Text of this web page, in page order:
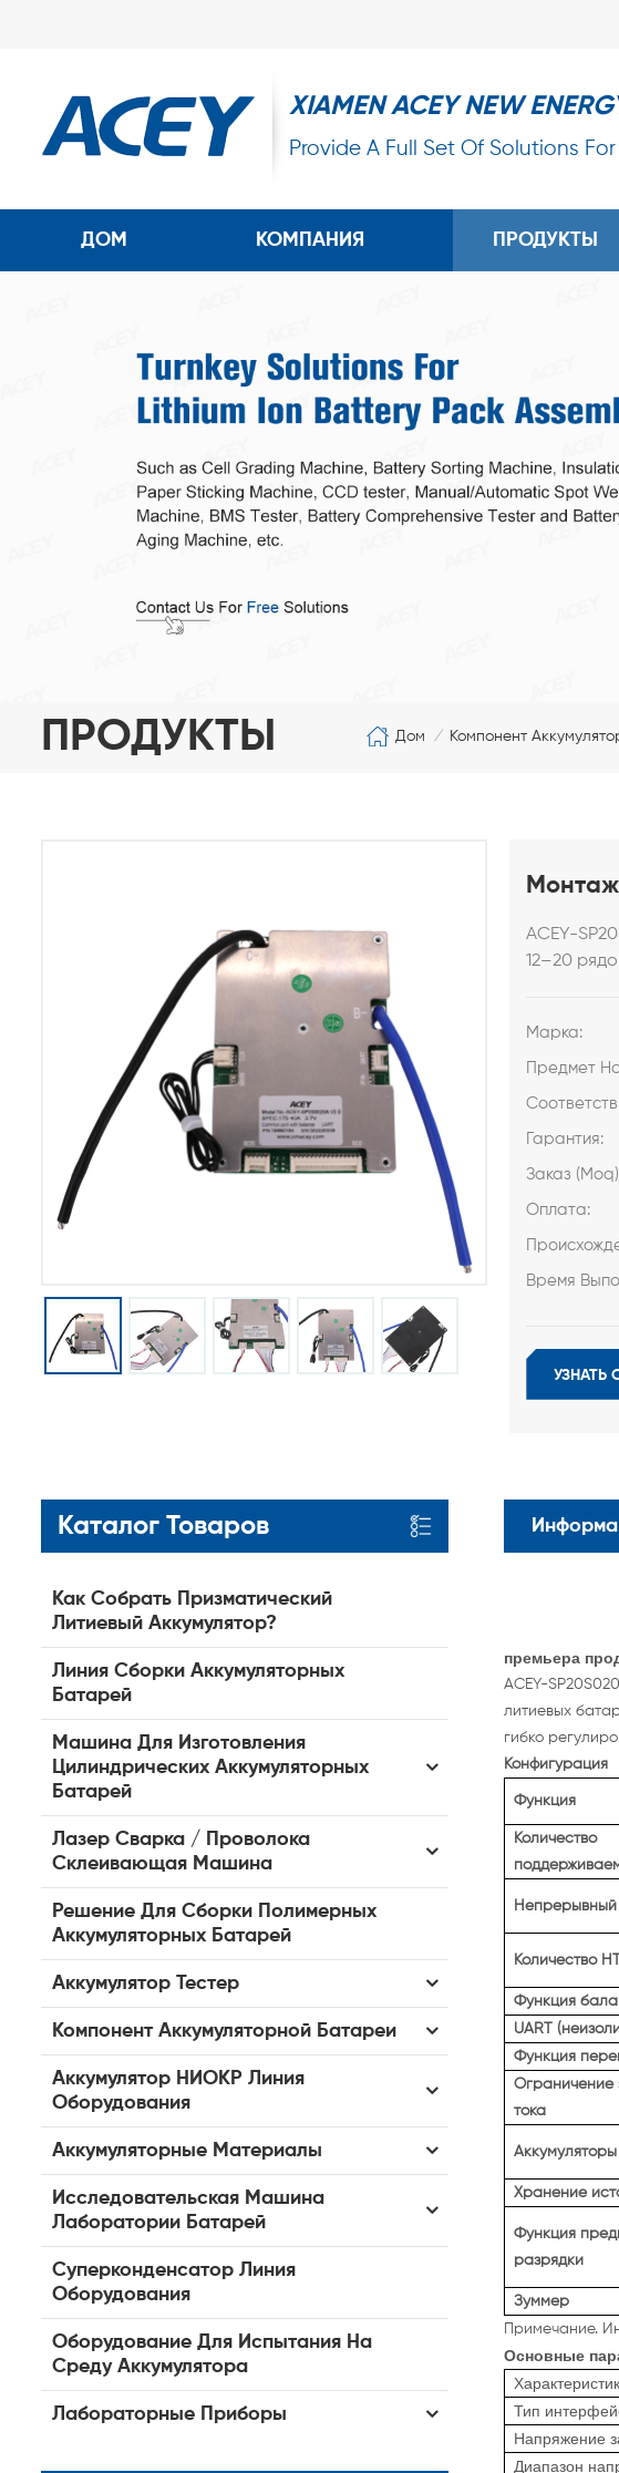
XIAMEN ACEY NEW
Provide A Full Set Of Solutions
ДОМ КОМПАНИЯ ПРОДУКТЫ
ПРОДУКТЫ Дом / Компонент
ACEY-
12–20
Марка:
Предмет
Гарантия:
Заказ
Оплата:
Время
УЗНАТЬ
Каталог Товаров
Как Собрать Призматический
Литиевый Аккумулятор?
Линия Сборки Аккумуляторных
Батарей
Машина Для Изготовления
Цилиндрических Аккумуляторных
Батарей
Лазер Сварка / Проволока
Склеивающая Машина
Решение Для Сборки Полимерных
Аккумуляторных Батарей
Аккумулятор Тестер
Компонент Аккумуляторной Батареи
Аккумулятор НИОКР Линия
Оборудования
Аккумуляторные Материалы
Исследовательская Машина
Лаборатории Батарей
Суперконденсатор Линия
Оборудования
Оборудование Для Испытания На
Среду Аккумулятора
Лабораторные Приборы
премьера
ACEY-
литиевых
гибко
Конфигурация
Функция
Количество
Непрерывный
Количество
Функция
UART
Функция
Ограничение
тока
Хранение
Функция
разрядки
Зуммер
Примечание.
Основные
Тип
Напряжение
Диапазон